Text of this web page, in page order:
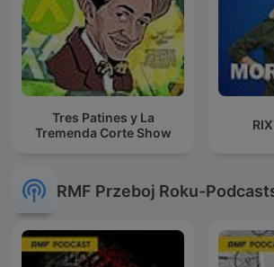
Tres Patines y La
Tremenda Corte Show
RMF Przeboj Roku-